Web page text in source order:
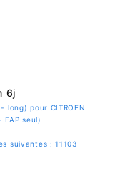
6j
long) pour CITROEN
FAP seul)
suivantes : 11103